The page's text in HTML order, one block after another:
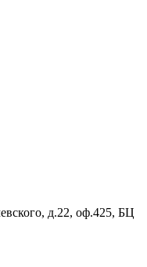
д.22, оф.425, БЦ